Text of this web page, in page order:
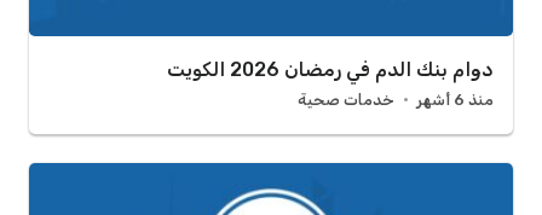
دوام بنك الدم في رمضان 2026 الكويت
منذ 6 أشهر خدمات صحية